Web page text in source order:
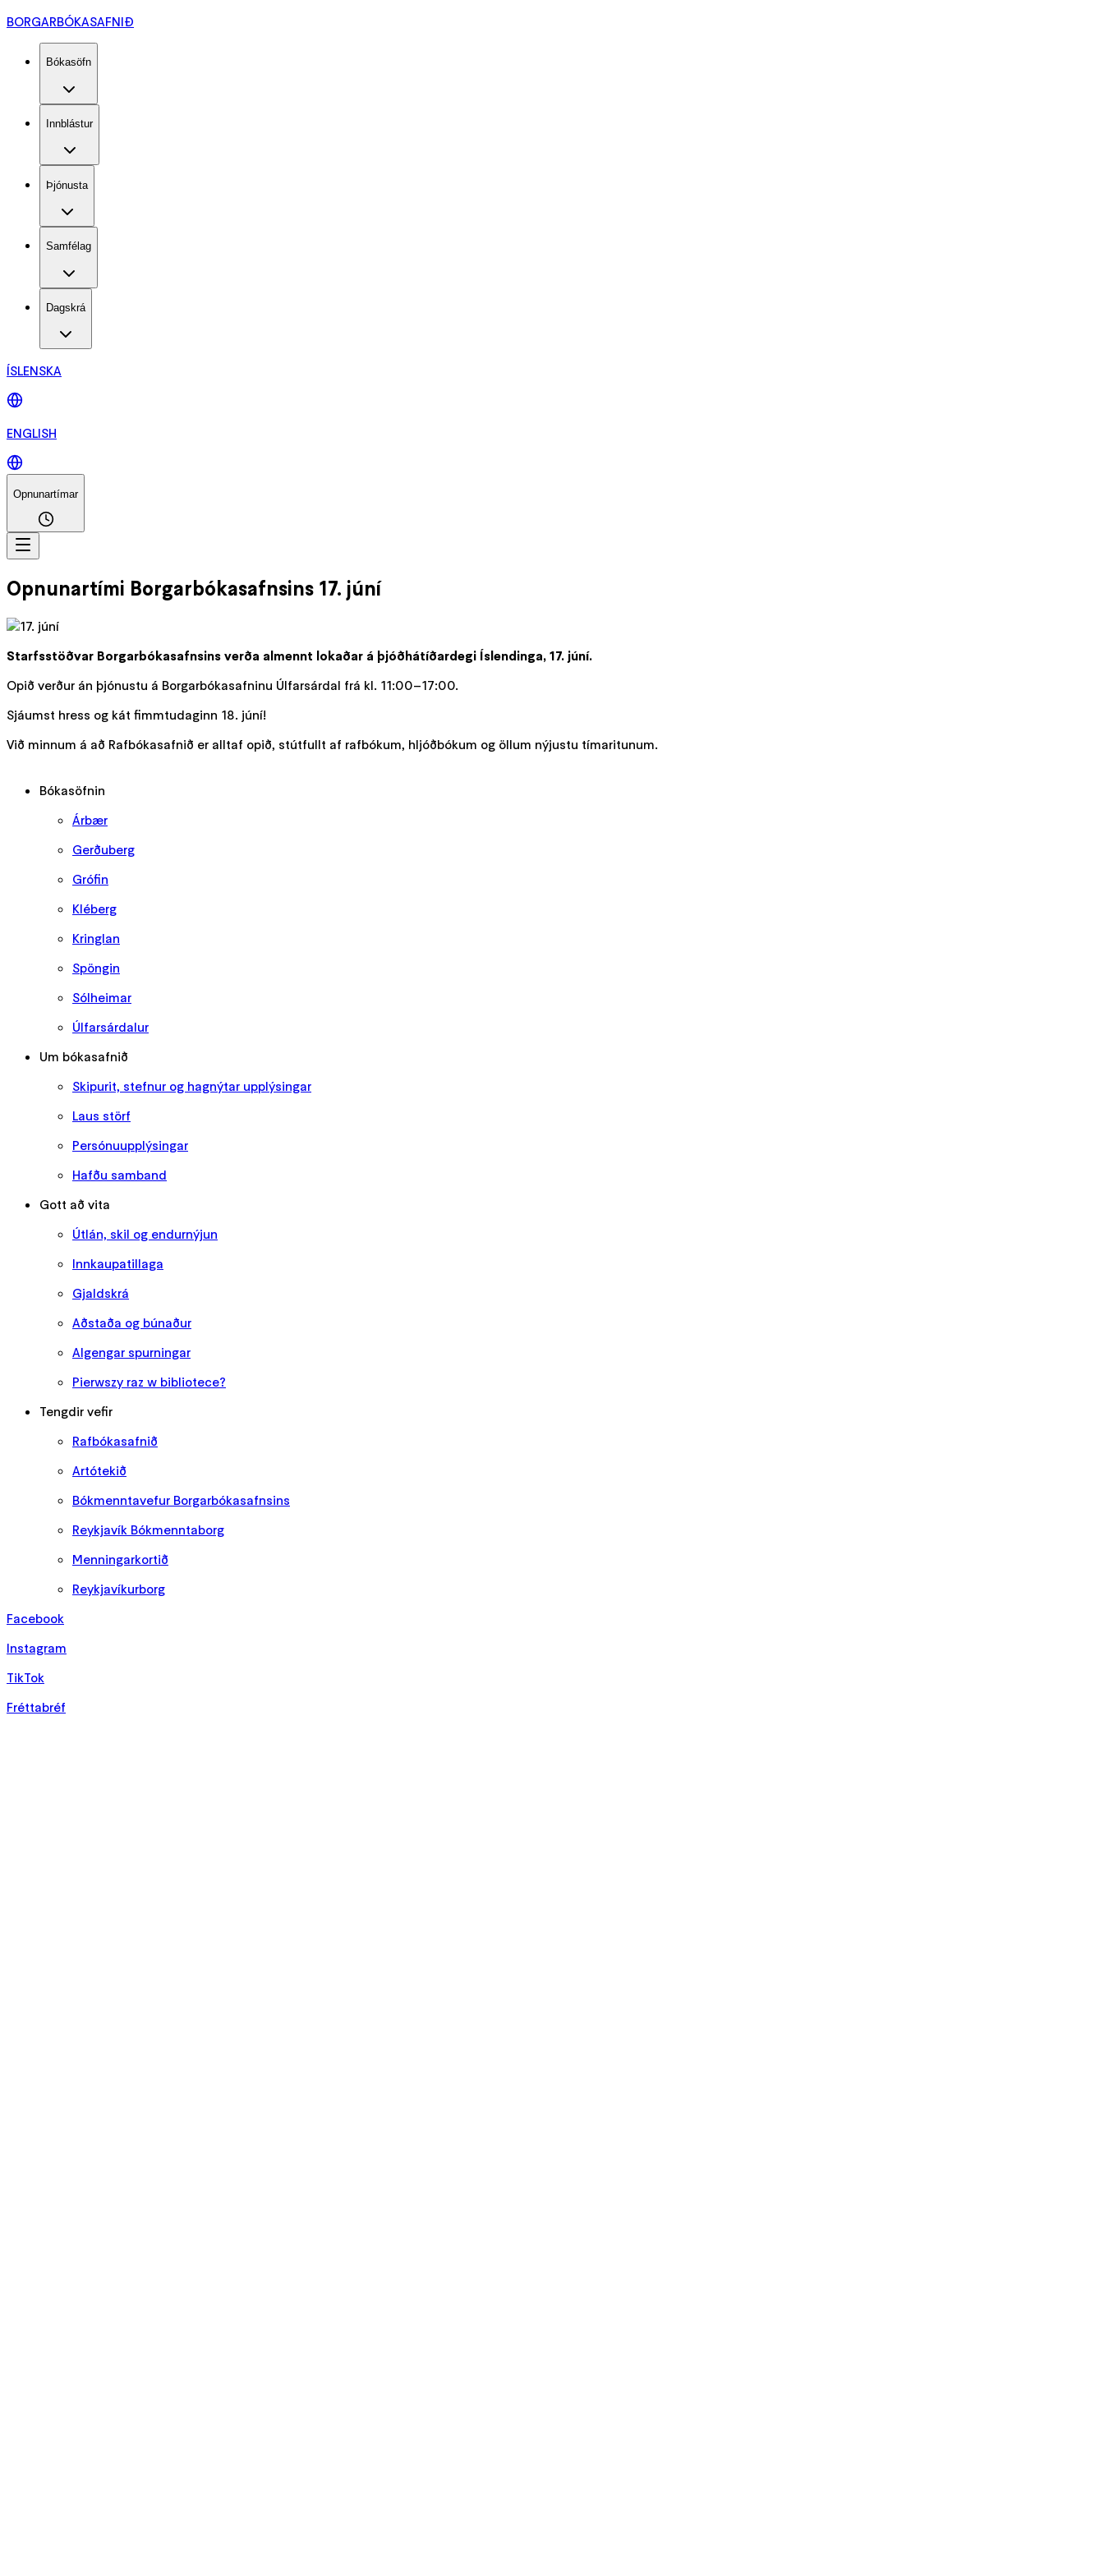
BORGARBÓKASAFNIÐ
Bókasöfn
Innblástur
Þjónusta
Samfélag
Dagskrá
ÍSLENSKA
ENGLISH
Opnunartímar
Opnunartími Borgarbókasafnsins 17. júní
Starfsstöðvar Borgarbókasafnsins verða almennt lokaðar á þjóðhátíðardegi Íslendinga, 17. júní.
Opið verður án þjónustu á Borgarbókasafninu Úlfarsárdal frá kl. 11:00–17:00.
Sjáumst hress og kát fimmtudaginn 18. júní!
Við minnum á að Rafbókasafnið er alltaf opið, stútfullt af rafbókum, hljóðbókum og öllum nýjustu tímaritunum.
Bókasöfnin
Árbær
Gerðuberg
Grófin
Kléberg
Kringlan
Spöngin
Sólheimar
Úlfarsárdalur
Um bókasafnið
Skipurit, stefnur og hagnýtar upplýsingar
Laus störf
Persónuupplýsingar
Hafðu samband
Gott að vita
Útlán, skil og endurnýjun
Innkaupatillaga
Gjaldskrá
Aðstaða og búnaður
Algengar spurningar
Pierwszy raz w bibliotece?
Tengdir vefir
Rafbókasafnið
Artótekið
Bókmenntavefur Borgarbókasafnsins
Reykjavík Bókmenntaborg
Menningarkortið
Reykjavíkurborg
Facebook
Instagram
TikTok
Fréttabréf